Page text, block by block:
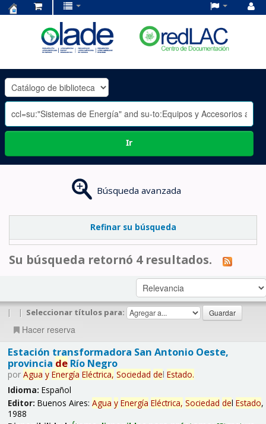
OLADE
-
Ir
Búsqueda avanzada
Refinar su búsqueda
Su búsqueda retornó 4 resultados.
| | Seleccionar títulos para:
Hacer reserva
Estación transformadora San Antonio Oeste,
provincia deRío Negro
por Agua y Energía Eléctrica, Sociedad del Estado.
Idioma: Español
Editor: Buenos Aires: Agua y Energía Eléctrica, Sociedad del Estado,
1988